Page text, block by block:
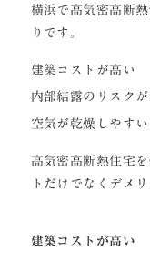
横浜で高気密高断
りです。
建築コストが高い
内部結露のリスクが
空気が乾燥しやすい
高気密高断熱住宅
トだけでなくデメ
建築コストが高い